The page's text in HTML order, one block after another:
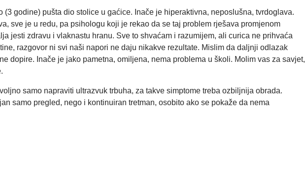
(3 godine) pušta dio stolice u gaćice. Inače je hiperaktivna, neposlušna, tvrdoglava.
sve je u redu, pa psihologu koji je rekao da se taj problem rješava promjenom
jesti zdravu i vlaknastu hranu. Sve to shvaćam i razumijem, ali curica ne prihvaća
razgovor ni svi naši napori ne daju nikakve rezultate. Mislim da daljnji odlazak
dopire. Inače je jako pametna, omiljena, nema problema u školi. Molim vas za savjet,
samo napraviti ultrazvuk trbuha, za takve simptome treba ozbiljnija obrada.
samo pregled, nego i kontinuiran tretman, osobito ako se pokaže da nema